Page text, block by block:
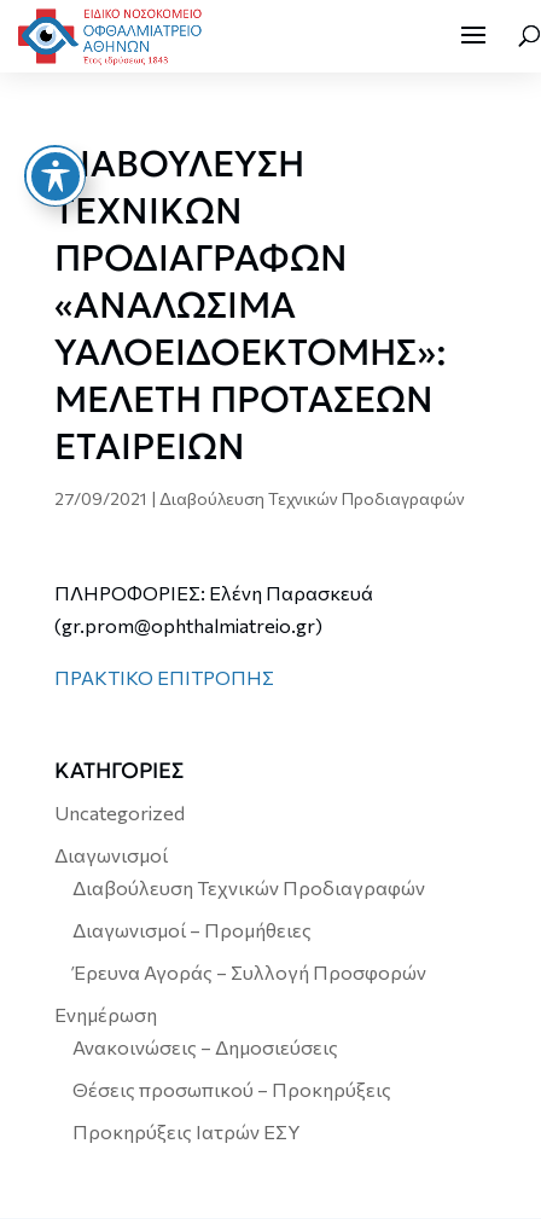
ΔΙΑΒΟΥΛΕΥΣΗ
ΤΕΧΝΙΚΩΝ
ΠΡΟΔΙΑΓΡΑΦΩΝ
«ΑΝΑΛΩΣΙΜΑ
ΥΑΛΟΕΙΔΟΕΚΤΟΜΗΣ»:
ΜΕΛΕΤΗ ΠΡΟΤΑΣΕΩΝ
ΕΤΑΙΡΕΙΩΝ
27/09/2021 | Διαβούλευση Τεχνικών Προδιαγραφών
ΠΛΗΡΟΦΟΡΙΕΣ: Ελένη Παρασκευά
(gr.prom@ophthalmiatreio.gr)
ΠΡΑΚΤΙΚΟ ΕΠΙΤΡΟΠΗΣ
ΚΑΤΗΓΟΡΙΕΣ
Uncategorized
Διαγωνισμοί
Διαβούλευση Τεχνικών Προδιαγραφών
Διαγωνισμοί – Προμήθειες
Έρευνα Αγοράς – Συλλογή Προσφορών
Ενημέρωση
Ανακοινώσεις – Δημοσιεύσεις
Θέσεις προσωπικού – Προκηρύξεις
Προκηρύξεις Ιατρών ΕΣΥ